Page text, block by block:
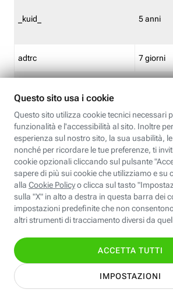
_kuid_ 5 anni
adtrc 7 giorni
CM 1 giorno
CM14 14 giorni
CT<TrackingSetupID> 1 ora
7 giorni
7 giorni